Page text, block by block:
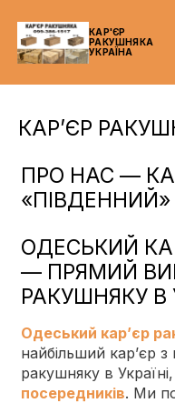
КАР'ЄР
РАКУШНЯКА
УКРАЇНА
КАР’ЄР
ПРО НАС —
«ПІВДЕННИЙ»
ОДЕСЬКИЙ
— ПРЯМИЙ
РАКУШНЯКУ В
Одеський кар’єр
найбільший кар’єр
ракушняку в
посередників. Ми